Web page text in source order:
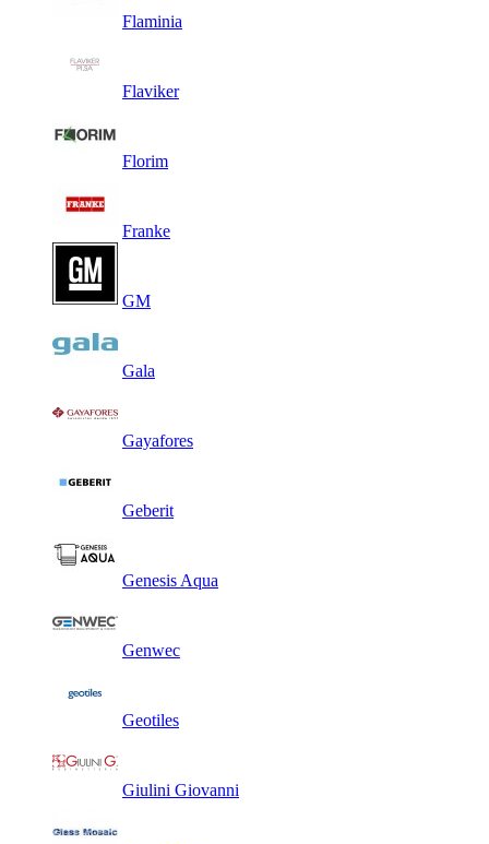
Flaminia
Flaviker
Florim
Franke
GM
Gala
Gayafores
Geberit
Genesis Aqua
Genwec
Geotiles
Giulini Giovanni